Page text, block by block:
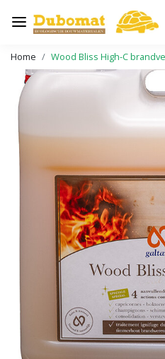
Home Wood Bliss High-C